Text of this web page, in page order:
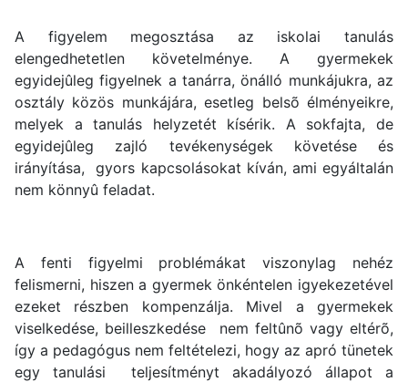
A figyelem megosztása az iskolai tanulás
elengedhetetlen követelménye. A gyermekek
egyidejûleg figyelnek a tanárra, önálló munkájukra, az
osztály közös munkájára, esetleg belsõ élményeikre,
melyek a tanulás helyzetét kísérik. A sokfajta, de
egyidejûleg zajló tevékenységek követése és
irányítása, gyors kapcsolásokat kíván, ami egyáltalán
nem könnyû feladat.
A fenti figyelmi problémákat viszonylag nehéz
felismerni, hiszen a gyermek önkéntelen igyekezetével
ezeket részben kompenzálja. Mivel a gyermekek
viselkedése, beilleszkedése nem feltûnõ vagy eltérõ,
így a pedagógus nem feltételezi, hogy az apró tünetek
egy tanulási teljesítményt akadályozó állapot a